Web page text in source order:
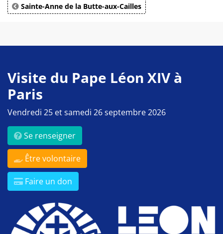
Sainte-Anne de la Butte-aux-Cailles
Visite du Pape Léon XIV à
Paris
Vendredi 25 et samedi 26 septembre 2026
Se renseigner
Être volontaire
Faire un don